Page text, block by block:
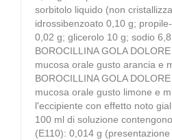
sorbitolo liquido (non
idrossibenzoato 0,10 g;
0,02 g; glicerolo 10 g; sodio
BOROCILLINA GOLA
mucosa orale gusto arancia e
BOROCILLINA GOLA
mucosa orale gusto limone e
l'eccipiente con effetto noto
100 ml di soluzione
(E110): 0,014 g